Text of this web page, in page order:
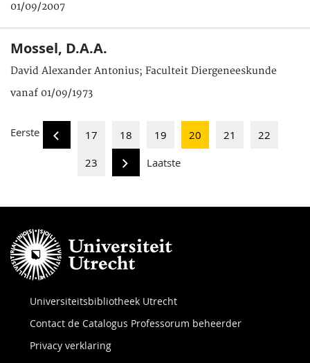
01/09/2007
Mossel, D.A.A.
David Alexander Antonius; Faculteit Diergeneeskunde
vanaf 01/09/1973
Eerste 17 18 19 20 21
22
23
Laatste
Universiteitsbibliotheek Utrecht
Contact de Catalogus Professorum beheerder
Privacy verklaring